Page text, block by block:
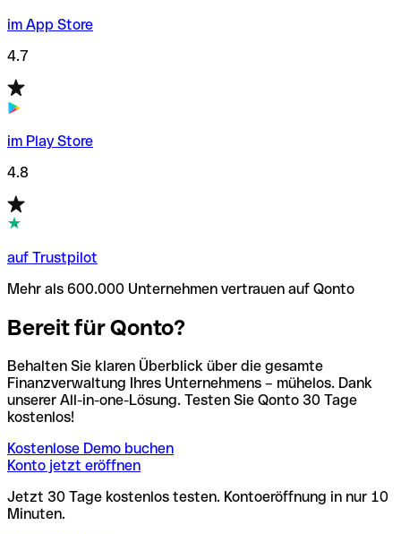
im App Store
4.7
im Play Store
4.8
auf Trustpilot
Mehr als 600.000 Unternehmen vertrauen auf Qonto
Bereit für Qonto?
Behalten Sie klaren Überblick über die gesamte
Finanzverwaltung Ihres Unternehmens – mühelos. Dank
unserer All-in-one-Lösung. Testen Sie Qonto 30 Tage
kostenlos!
Kostenlose Demo buchen
Konto jetzt eröffnen
Jetzt 30 Tage kostenlos testen. Kontoeröffnung in nur 10
Minuten.